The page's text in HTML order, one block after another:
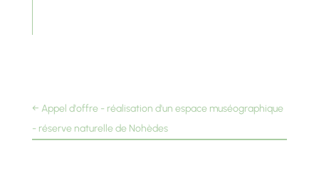
← Appel d'offre - réalisation d'un espace muséographique
- réserve naturelle de Nohèdes